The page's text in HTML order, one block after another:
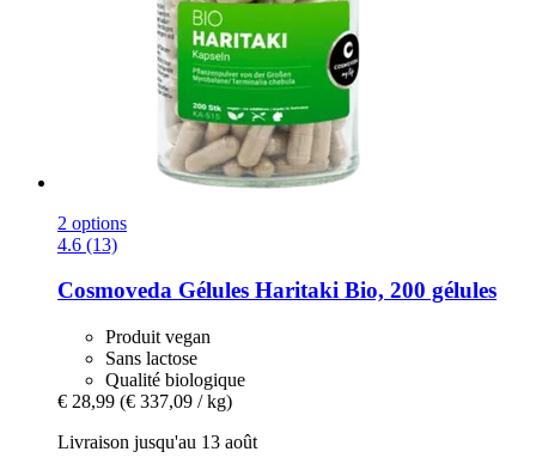
2 options
4.6 (13)
Cosmoveda Gélules Haritaki Bio, 200 gélules
Produit vegan
Sans lactose
Qualité biologique
€ 28,99 (€ 337,09 / kg)
Livraison jusqu'au 13 août